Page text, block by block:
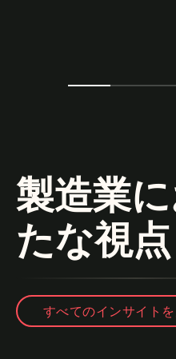
製造業
たな視点
すべてのインサイト